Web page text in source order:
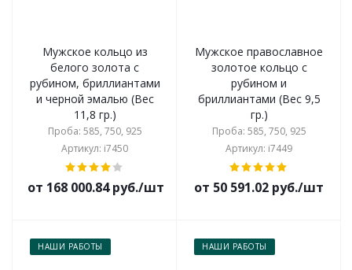
Мужское кольцо из
белого золота с
рубином, бриллиантами
и черной эмалью (Вес
11,8 гр.)
Проба: 585, 750, 925
Артикул: i7450
от 168 000.84 руб./шт
Мужское православное
золотое кольцо с
рубином и
бриллиантами (Вес 9,5
гр.)
Проба: 585, 750, 925
Артикул: i7449
от 50 591.02 руб./шт
НАШИ РАБОТЫ НАШИ РАБОТЫ